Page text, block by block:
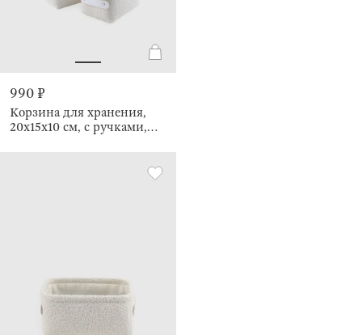
990 ₽
Корзина для хранения,
20х15х10 см, с ручками,